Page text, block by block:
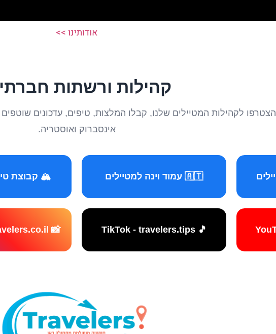
אודותינו >>
קהילות ורשתות
הצטרפו לקהילות המטיילים שלנו, קבלו המלצות, טיפים, עדכונים שוטפים
אינסברוק ואוסטריה.
🇦🇹 עמוד וינה למטיילים 🏔️ קבוצת
🎵 TikTok - travelers.tips
📸 Instagram - travelers.co.il